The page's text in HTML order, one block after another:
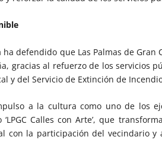
defendido que Las Palmas de Gran
gracias al refuerzo de los servicios
y del Servicio de Extinción de
a la cultura como uno de los
Calles con Arte’, que
con la participación del vecindario y